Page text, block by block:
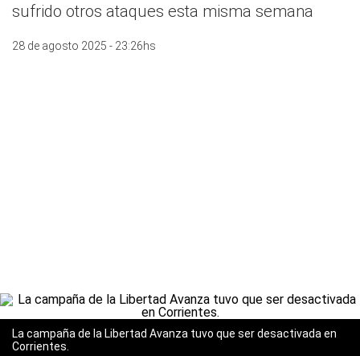
sufrido otros ataques esta misma semana
28 de agosto 2025 - 23:26hs
La campaña de la Libertad Avanza tuvo que ser desactivada en
Corrientes.